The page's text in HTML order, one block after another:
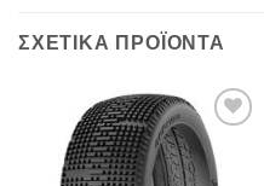
ΣΧΕΤΙΚΆ ΠΡΟΪΌΝΤΑ
Πρόσθήκη
στην λίστα
επιθυμιών